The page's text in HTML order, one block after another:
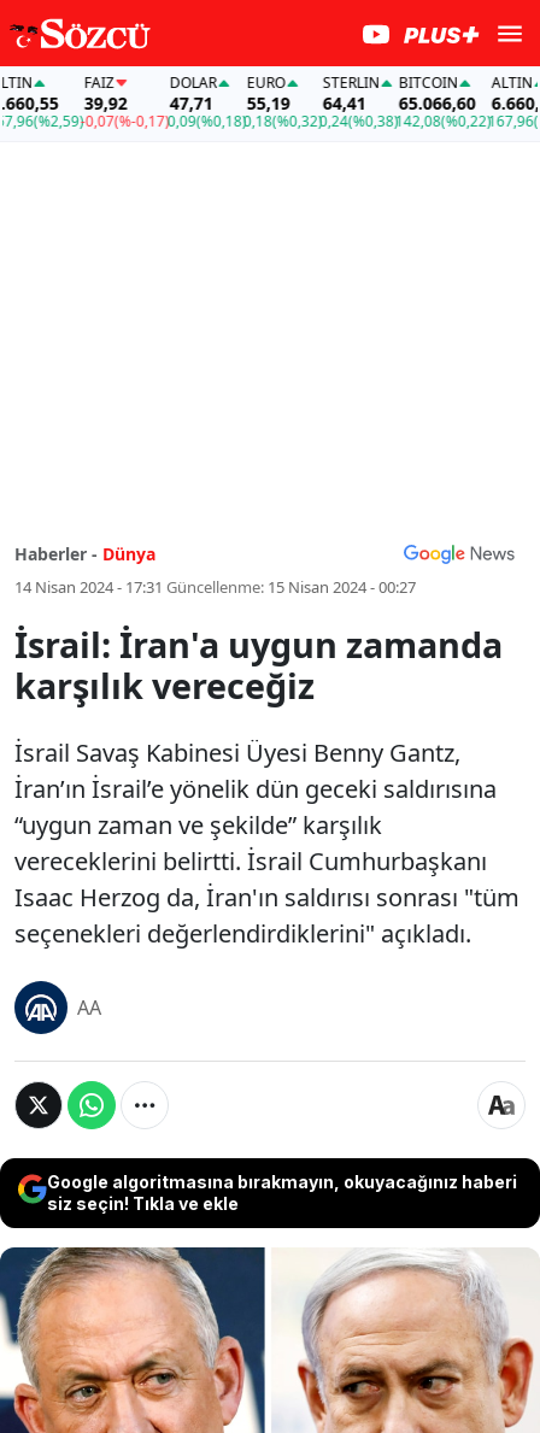
FAİZ
39,92
-0,07(%-0,17)
DOLAR
47,71
0,09(%0,18)
EURO
55,19
0,18(%0,32)
STERLIN
64,41
0,24(%0,38)
BITCOIN
65.066,60
142,08(%0,22)
ALTIN
6.660,55
167,96
Haberler - Dünya
14 Nisan 2024 - 17:31 Güncellenme: 15 Nisan 2024 - 00:27
İsrail: İran'a uygun zamanda
karşılık vereceğiz
İsrail Savaş Kabinesi Üyesi Benny Gantz,
İran’ın İsrail’e yönelik dün geceki saldırısına
“uygun zaman ve şekilde” karşılık
vereceklerini belirtti. İsrail Cumhurbaşkanı
Isaac Herzog da, İran'ın saldırısı sonrası "tüm
seçenekleri değerlendirdiklerini" açıkladı.
AA
Google algoritmasına bırakmayın, okuyacağınız haberi
siz seçin! Tıkla ve ekle
İsrail Savaş Kabinesi Üyesi Benny Gantz, İran’ın
İsrail’e yönelik dün geceki saldırısına “uygun
zaman ve şekilde” karşılık vereceklerini belirtti.
İsrail Cumhurbaşkanı Isaac Herzog da, İran'ın